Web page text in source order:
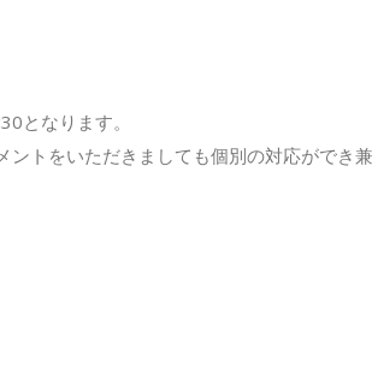
となります。
ントをいただきましても個別の対応ができ